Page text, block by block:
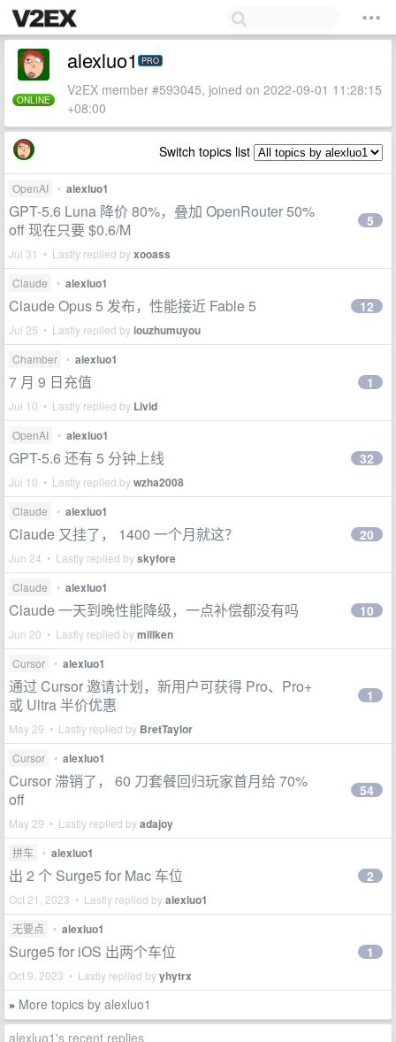
ONLINE
alexluo1 PRO
V2EX member #593045, joined on 2022-09-01 11:28:15
+08:00
Switch topics list
OpenAI • alexluo1
GPT-5.6 Luna 降价 80%，叠加 OpenRouter 50%
off 现在只要 $0.6/M
Jul 31 • Lastly replied byxooass
5
Claude • alexluo1
Claude Opus 5 发布，性能接近 Fable 5
Jul 25 • Lastly replied bylouzhumuyou
12
Chamber • alexluo1
7 月 9 日充值
Jul 10 • Lastly replied by Livid
1
OpenAI • alexluo1
GPT-5.6 还有 5 分钟上线
Jul 10 • Lastly replied bywzha2008
32
Claude • alexluo1
Claude 又挂了， 1400 一个月就这？
Jun 24 • Lastly replied byskyfore
20
Claude • alexluo1
Claude 一天到晚性能降级，一点补偿都没有吗
Jun 20 • Lastly replied bymillken
10
Cursor • alexluo1
通过 Cursor 邀请计划，新用户可获得 Pro、Pro+
或 Ultra 半价优惠
May 29 • Lastly replied by BretTaylor
1
Cursor • alexluo1
Cursor 滞销了， 60 刀套餐回归玩家首月给 70%
off
May 29 • Lastly replied byadajoy
54
拼车 • alexluo1
出 2 个 Surge5 for Mac 车位
Oct 21, 2023 • Lastly replied byalexluo1
2
无要点 • alexluo1
Surge5 for iOS 出两个车位
Oct 9, 2023 • Lastly replied byyhytrx
1
» More topics by alexluo1
alexluo1's recent replies